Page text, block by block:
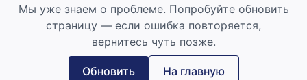
Мы уже знаем о проблеме. Попробуйте обновить
страницу — если ошибка повторяется,
вернитесь чуть позже.
Обновить На главную